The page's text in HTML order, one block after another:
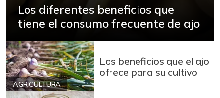
Los diferentes beneficios que
tiene el consumo frecuente de ajo
AGRICULTURA
Los beneficios que el ajo
ofrece para su cultivo